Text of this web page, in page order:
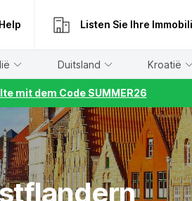
Help Listen Sie Ihre
Duitsland Kroatië
mit dem Code SUMMER26